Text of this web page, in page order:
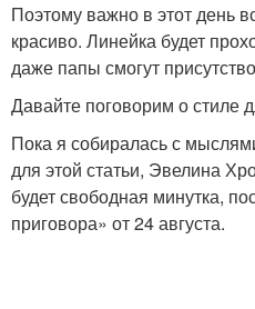
Поэтому важно в этот день
красиво. Линейка будет
даже папы смогут
Давайте поговорим о стиле
Пока я собиралась с
для этой статьи, Эвелина
будет свободная минутка,
приговора» от 24 августа.